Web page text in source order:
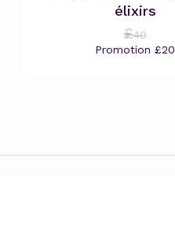
élixirs
£40
Promotion£20